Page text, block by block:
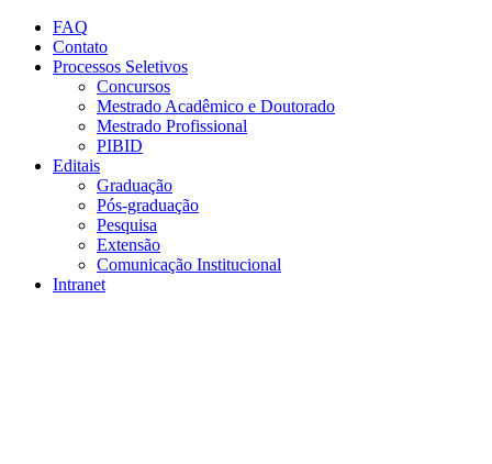
Conteúdo principal
FAQ
Contato
Processos Seletivos
Concursos
Mestrado Acadêmico e Doutorado
Mestrado Profissional
PIBID
Editais
Graduação
Pós-graduação
Pesquisa
Extensão
Comunicação Institucional
Intranet